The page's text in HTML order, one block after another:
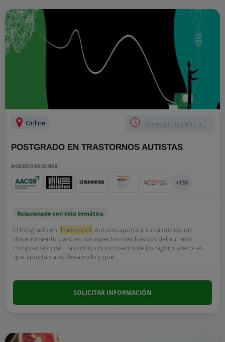
Online Duración: Un año a...
POSTGRADO EN TRASTORNOS AUTISTAS
ACREDITACIONES
+133
Relacionado con esta temática
El Posgrado en Trastornos Autistas aporta a sus alumnos un
discernimiento claro en los aspectos más básicos del autismo:
comprensión del trastorno, conocimiento de los signos precoces
que apuntan a su desarrollo y que...
SOLICITAR INFORMACIÓN